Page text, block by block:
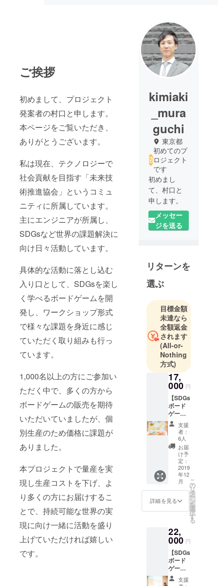
ご挨拶
初めまして、プロジェクト
発案者の村口と申します。
本ページをご覧いただき、
ありがとうございます。
私は現在、テクノロジーで
社会貢献を目指す「未来技
術推進協会」というコミュ
ニティに所属しています。
主にエンジニアが所属し、
SDGsなど世界の課題解決に
向け日々活動しています。
具体的な活動に落とし込む
入り口として、SDGsを楽し
く学べるボードゲームを開
発し、ワークショップ形式
で様々な課題を身近に感じ
ていただく取り組みも行っ
ています。
1,000名以上の方にご参加い
ただく中で、多くの方から
ボードゲームの販売を期待
いただいていましたが、個
別生産のため価格に課題が
ありました。
本プロジェクトで量産を実
現し生産コストを下げ、よ
り多くの方にお届けするこ
とで、持続可能な世界の実
現に向け一緒に活動を盛り
上げていただければ嬉しい
です。
kimiaki
_mura
guchi
東京都
初めてのプ
ロジェクト
です
初めまし
て、村口と
申します。
私は、横浜
の大学院か
へ配属し、
ニングの研
場を学ぶた
め営業部門
で新規事業
のマーケ
ティングや
ソリュー
ション営業
を経験しま
その後、自
ら事業を生
み出したい
と思い、研
究所へ戻り
新規事業企
画や研究戦
略立案を担
当しまし
た。
中で、エン
ジニアと現
場の視点に
大きな
ギャップが
メッセー
ジを送る
リターンを
選ぶ
目標金額
未達なら
全額返金
されます
(All-or-
Nothing
方式)
17,
000 円
【SDGs
ボード
ゲーム1
セッ
ト】 ※
税込/送
料込 未
来技術
推進協
会オリ
ジナル
『SDGs
ボード
ゲー
ム』1
をお届
けいた
しま
す。 1
セット
最大8名
（推奨4
支援
者：
6人
お届
け予
定：
2019
年12
月
詳細を見る
こ
の
リ
タ
ー
ン
を
選
択
す
る
22,
000 円
【SDGs
ボード
ゲーム1
セット&
ファシ
支援